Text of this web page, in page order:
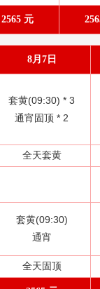
2565 元
8月7日
套黄(09:30) * 3
通宵固顶 * 2
全天套黄
套黄(09:30)
通宵
全天固顶